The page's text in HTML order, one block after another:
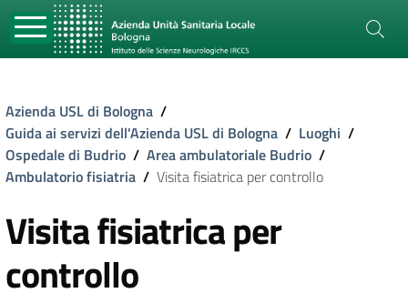
Azienda USL di Bologna /
Guida ai servizi dell'Azienda USL di Bologna / Luoghi /
Ospedale di Budrio / Area ambulatoriale Budrio /
Ambulatorio fisiatria / Visita fisiatrica per controllo
Visita fisiatrica per
controllo